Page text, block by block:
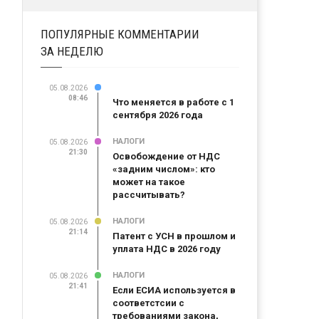
ПОПУЛЯРНЫЕ КОММЕНТАРИИ
ЗА НЕДЕЛЮ
05.08.2026
08:46
Что меняется в работе с 1
сентября 2026 года
05.08.2026
21:30
НАЛОГИ
Освобождение от НДС
«задним числом»: кто
может на такое
рассчитывать?
05.08.2026
21:14
НАЛОГИ
Патент с УСН в прошлом и
уплата НДС в 2026 году
05.08.2026
21:41
НАЛОГИ
Если ЕСИА используется в
соответстсии с
требованиями закона,